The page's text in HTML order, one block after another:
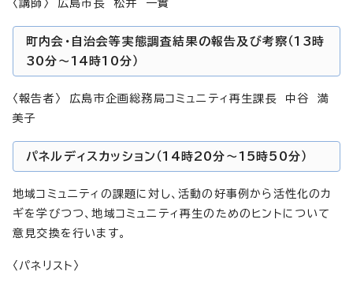
〈講師〉 広島市長 松井 一實
町内会・自治会等実態調査結果の報告及び考察（13時
30分～14時10分）
〈報告者〉 広島市企画総務局コミュニティ再生課長 中谷 満
美子
パネルディスカッション（14時20分～15時50分）
地域コミュニティの課題に対し、活動の好事例から活性化のカ
ギを学びつつ、地域コミュニティ再生のためのヒントについて
意見交換を行います。
〈パネリスト〉